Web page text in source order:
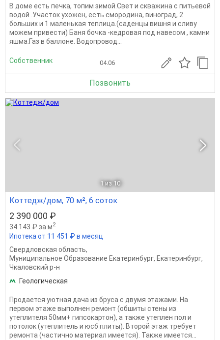
В доме есть печка, топим зимой.Свет и скважина с питьевой
водой .Участок ухожен, есть смородина, виноград, 2
больших и 1 маленькая теплица.(саденцы вишня и сливу
можем привести) Баня бочка -кедровая под навесом , камни
яшма.Газ в баллоне. Водопровод...
Собственник 04.06
Позвонить
1 из 10
Коттедж/дом, 70 м², 6 соток
2 390 000 ₽
34 143 ₽ за м2
Ипотека от 11 451 ₽ в месяц
Свердловская область,
Муниципальное Образование Екатеринбург, Екатеринбург,
Чкаловский р-н
Геологическая
Продается уютная дача из бруса с двумя этажами. На
первом этаже выполнен ремонт (обшиты стены из
утеплителя 50мм+ гипсокартон), а также утеплен пол и
потолок (утеплитель и юсб плиты). Второй этаж требует
ремонта (частично материал имеется). Также имеется...